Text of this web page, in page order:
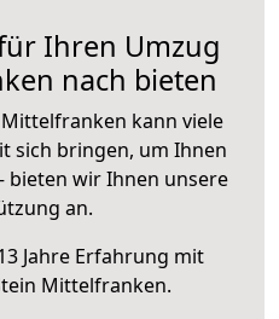
Ihren Umzug
nach bieten
kann viele
sich bringen, um Ihnen
bieten wir Ihnen unsere
an.
Jahre Erfahrung mit
Mittelfranken.